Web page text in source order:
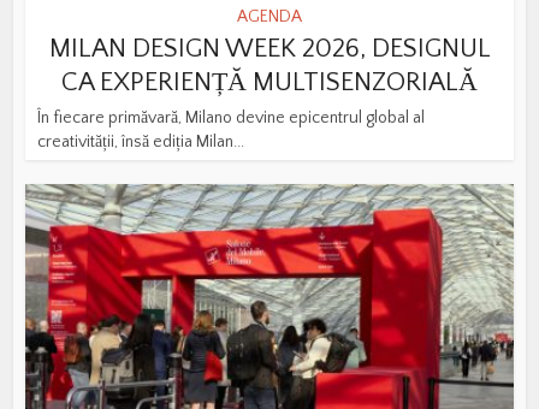
AGENDA
MILAN DESIGN WEEK 2026, DESIGNUL
CA EXPERIENȚĂ MULTISENZORIALĂ
În fiecare primăvară, Milano devine epicentrul global al
creativității, însă ediția Milan...